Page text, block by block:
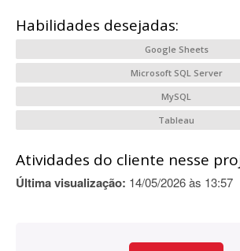
Habilidades desejadas:
Google Sheets
Microsoft SQL Server
MySQL
Tableau
Atividades do cliente nesse
Última visualização: 14/05/2026 às 13:57